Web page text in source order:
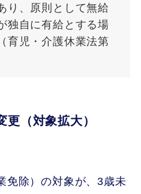
り、原則として無給
独自に有給とする場
育児・介護休業法第
（対象拡大）
免除）の対象が、3歳未